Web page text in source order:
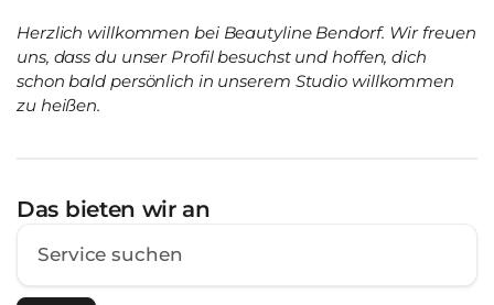
Herzlich willkommen bei Beautyline Bendorf. Wir freuen
uns, dass du unser Profil besuchst und hoffen, dich
schon bald persönlich in unserem Studio willkommen
zu heißen.
Das bieten wir an